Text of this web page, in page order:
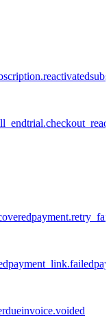
payment_link.failed
invoice.voided